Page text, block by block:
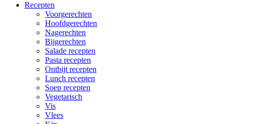
Recepten
Voorgerechten
Hoofdgerechten
Nagerechten
Bijgerechten
Salade recepten
Pasta recepten
Ontbijt recepten
Lunch recepten
Soep recepten
Vegetarisch
Vis
Vlees